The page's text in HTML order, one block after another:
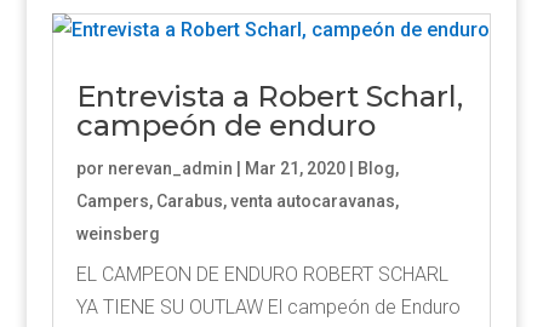
Entrevista a Robert Scharl,
campeón de enduro
por nerevan_admin Mar 21, 2020| Blog,
Campers, Carabus,venta autocaravanas,
weinsberg
EL CAMPEON DE ENDURO ROBERT SCHARL
YA TIENE SU OUTLAW El campeón de Enduro